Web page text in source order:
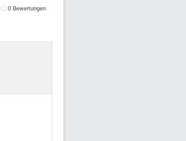
0 Bewertungen